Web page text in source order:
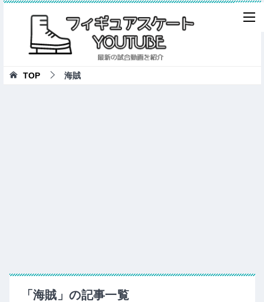
TOP 海賊
「海賊」の記事一覧